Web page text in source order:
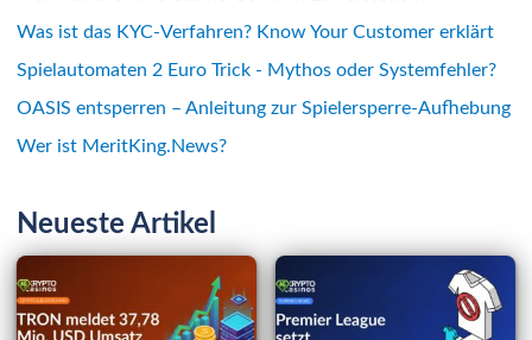
Was ist das KYC-Verfahren? Know Your Customer erklärt
Spielautomaten 2 Euro Trick - Mythos oder Systemfehler?
OASIS entsperren – Anleitung zur Spielersperre-Aufhebung
Wer ist MeritKing.News?
Neueste Artikel